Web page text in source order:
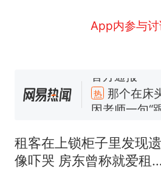
App内参与
140多朵
美国渔民钓
回大海 目击
热
那个在床
因老师一句“
租客在上锁柜子里发现遗
像吓哭 房东曾称就爱租给